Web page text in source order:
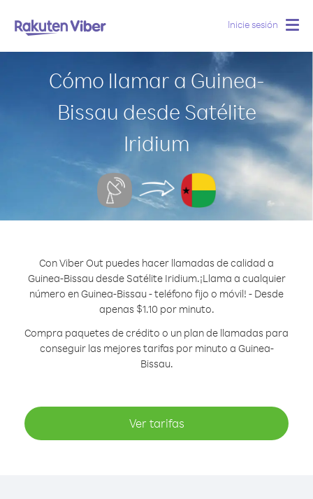
Inicie sesión
Cómo llamar a Guinea-
Bissau desde Satélite
Iridium
Con Viber Out puedes hacer llamadas de calidad a
Guinea-Bissau desde Satélite Iridium.¡Llama a cualquier
número en Guinea-Bissau - teléfono fijo o móvil! - Desde
apenas $1.10 por minuto.
Compra paquetes de crédito o un plan de llamadas para
conseguir las mejores tarifas por minuto a Guinea-
Bissau.
Ver tarifas